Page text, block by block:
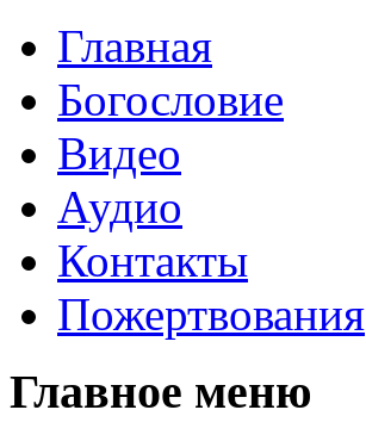
Главная
Богословие
Видео
Аудио
Контакты
Пожертвования
Главное меню